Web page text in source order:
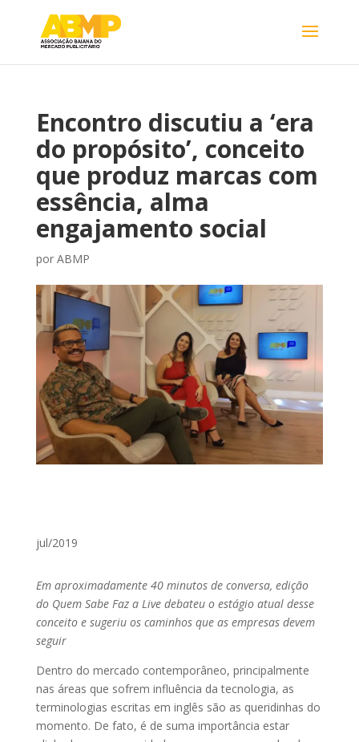
Encontro discutiu a ‘era
do propósito’, conceito
que produz marcas com
essência, alma
engajamento social
por ABMP
jul/2019
Em aproximadamente 40 minutos de conversa, edição
do Quem Sabe Faz a Live debateu o estágio atual desse
conceito e sugeriu os caminhos que as empresas devem
seguir
Dentro do mercado contemporâneo, principalmente
nas áreas que sofrem influência da tecnologia, as
terminologias escritas em inglês são as queridinhas do
momento. De fato, é de suma importância estar